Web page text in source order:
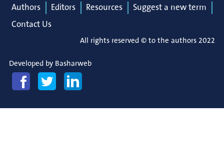
Authors
Editors Resources
Suggest a new term
Contact Us
All rights reserved © to the authors 2022
Developed by Basharweb